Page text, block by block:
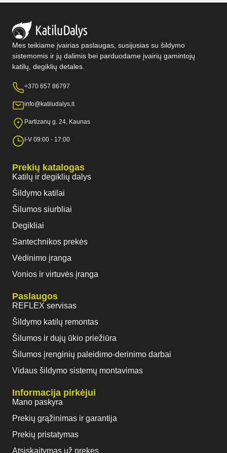
Mes teikiame įvairias paslaugas, susijusias su šildymo
sistemomis ir jų dalimis bei parduodame įvairių gamintojų
katilų, degiklių detales.
+370 657 86797
info@katiludalys.lt
Partizanų g. 24, Kaunas
I-V 09:00 - 17:00
Prekių katalogas
Katilų ir degiklių dalys
Šildymo katilai
Šilumos siurbliai
Degikliai
Santechnikos prekės
Vėdinimo įranga
Vonios ir virtuvės įranga
Paslaugos
REFLEX servisas
Šildymo katilų remontas
Šilumos ir dujų ūkio priežiūra
Šilumos įrenginių paleidimo-derinimo darbai
Vidaus šildymo sistemų montavimas
Informacija pirkėjui
Mano paskyra
Prekių grąžinimas ir garantija
Prekių pristatymas
Atsiskaitymas už prekes